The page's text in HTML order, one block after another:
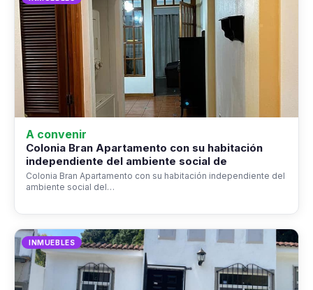
A convenir
Colonia Bran Apartamento con su habitación
independiente del ambiente social de
Colonia Bran Apartamento con su habitación independiente del
ambiente social del…
INMUEBLES